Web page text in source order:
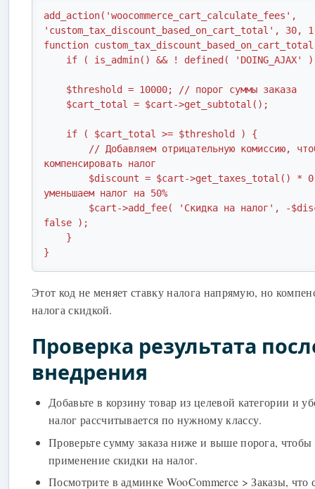
add_action('woocommerce_cart_calculate_fees',
'custom_tax_discount_based_on_cart_total', 30,
function
компенсировать налог
уменьшаем налог на 50%
false );
}
Этот код не меняет ставку налога напрямую, но
налога скидкой.
Проверка результата
внедрения
Добавьте в корзину товар из целевой категории и
налог рассчитывается по нужному классу.
Проверьте сумму заказа ниже и выше порога, чтобы
применение скидки на налог.
Посмотрите в админке WooCommerce > Заказы,